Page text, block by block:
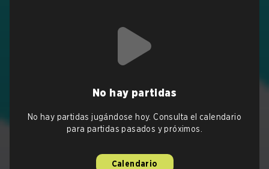
No hay partidas
No hay partidas jugándose hoy. Consulta el calendario
para partidas pasados y próximos.
Calendario